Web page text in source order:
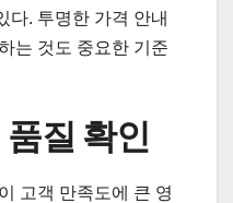
다. 투명한 가격 안내
는 것도 중요한 기준
질 확인
고객 만족도에 큰 영